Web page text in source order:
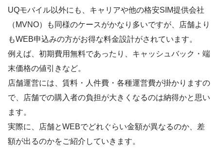
UQモバイル以外にも、キャリアや他の格安SIM提供会社
（MVNO）も同様のケースがかなり多いですが、店舗より
もWEB申込みの方がお得な料金設計がされています。
例えば、初期費用無料であったり、キャッシュバック・端
末価格の値引きなど。
店舗運営には、賃料・人件費・各種運営費が掛かりますの
で、店舗での購入者の負担が大きくなるのは納得かと思い
ます。
実際に、店舗とWEBでどれぐらい金額が異なるのか、差
額が出るのかをご紹介していきます。